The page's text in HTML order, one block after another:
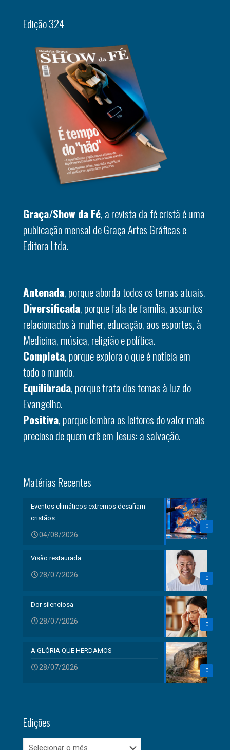
Edição 324
Graça/Show da Fé, a revista da fé cristã é uma
publicação mensal de Graça Artes Gráficas e
Editora Ltda.
Antenada, porque aborda todos os temas atuais.
Diversificada, porque fala de família, assuntos
relacionados à mulher, educação, aos esportes, à
Medicina, música, religião e política.
Completa, porque explora o que é notícia em
todo o mundo.
Equilibrada, porque trata dos temas à luz do
Evangelho.
Positiva, porque lembra os leitores do valor mais
precioso de quem crê em Jesus: a salvação.
Matérias Recentes
0
Eventos climáticos extremos desafiam
cristãos
04/08/2026
0
Visão restaurada
28/07/2026
0
Dor silenciosa
28/07/2026
0
A GLÓRIA QUE HERDAMOS
28/07/2026
Edições
Edições